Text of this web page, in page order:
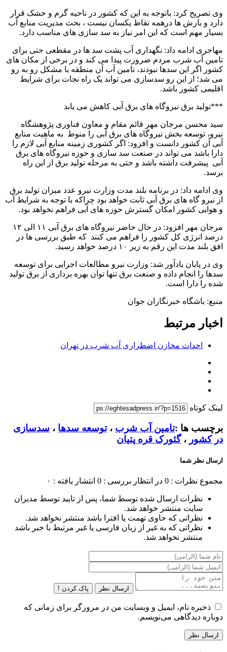
وی تصریح کرد: باتوجه به این که کشور در ناحیه گرم و خشک قرار
دارد و بارش ها درهمه نقاط یکسان نیست ، بحث مدیریت منابع آب
بسیار مهم است که این امر نیاز به سد سازی های مناسب دارد.
مهاجری ادامه داد: نگهداری آب پشت سد ها در مقطعی حتی برای
تامین آب شرب مردم ضرورت پیدا می کند و در برخی از مکان های
کشور اگر این سدها نبودند، تامین آب آن منطقه با مشکل رو به رو
می شد؛ از این رو سدسازی می تواند یک راه نجات برای شرایط
اقلیمی کشور باشد.
***تولید برق نیروگاه های برق آبی کاهش می یابد
سید محسن مرجان مهر قائم مقام و معاون فناوری پژوهشگاه
نیرو، توسعه بخش نیروگاه های برق آبی را منوط به ماهیت منابع
آبی آن کشور دانست و افزود: اگر کشوری زمینه منابع آبی لازم را
دارا باشد می تواند در صنعت سد سازی و حوزه نیروگاه های برق
آبی پیشرفت داشته باشد و حتی به مرحله تولید برق از این راه
برسد.
وی ادامه داد: در برنامه بلند مدت وزارت نیرو عدد میزان تولید برق
از نیرو گاه های برق آبی ثابت خواهد بود چراکه با توجه به شرایط آب
و هوایی کشور امکان گسترش حوزه های آبی فراهم نخواهد بود.
مرجان مهر افزود: در حال حاضر نیروگاه های برق آبی ۱۱ الی ۱۲
درصد انرژی کل کشور را فراهم می کنند که طبق بررسی ها در
افق بلند مدت این رقم به زیر ۱۰ درصد خواهد رسید.
وی در پایان یادآور شد: وزارت نیرو مطالعات اجرایی برای توسعه
سدها را انجام داده و صنعت برق تنها توان بهره برداری از برق تولید
شده را دارا است.
منبع: باشگاه خبرنگاران جوان
اخبار مرتبط
احداث مخازن اضطراری آب شرب در تهران
لینک کوتاه
برچسب ها :تامین آب شرب ،توسعه سدها ، سدسازی
در کشور ،گئورک قره پتیان
ارسال نظر شما
مجموع نظرات : 0 در انتظار بررسی : 0 انتشار یافته : ۰
نظرات ارسال شده توسط شما، پس از تایید توسط مدیران
سایت منتشر خواهد شد.
نظراتی که حاوی تهمت یا افترا باشد منتشر نخواهد شد.
نظراتی که به غیر از زبان فارسی یا غیر مرتبط با خبر باشد
منتشر نخواهد شد.
ارسال نظر پاک کردن !
ذخیره نام، ایمیل و وبسایت من در مرورگر برای زمانی که
دوباره دیدگاهی می‌نویسم.